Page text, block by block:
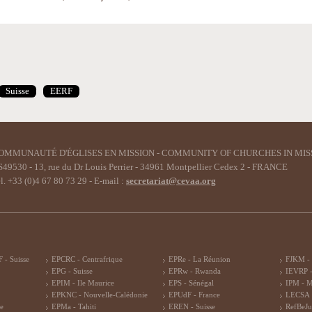
Suisse EERF
D'ÉGLISES EN MISSION - COMMUNITY OF CHURCHES IN
- 13, rue du Dr Louis Perrier - 34961 Montpellier Cedex 2 - FRANCE
+33 (0)4 67 80 73 29 - E-mail : secretariat@cevaa.org
- Suisse
EPCRC - Centrafrique
EPG - Suisse
EPIM - Ile Maurice
EPKNC - Nouvelle-Calédonie
EPMa - Tahiti
EPRe - La Réunion
EPRw - Rwanda
EPS - Sénégal
EPUdF - France
EREN - Suisse
FJKM -
IEVRP
IPM -
LECSA